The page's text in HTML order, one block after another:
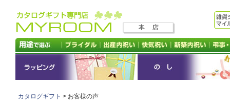
カタログギフト > お客様の声